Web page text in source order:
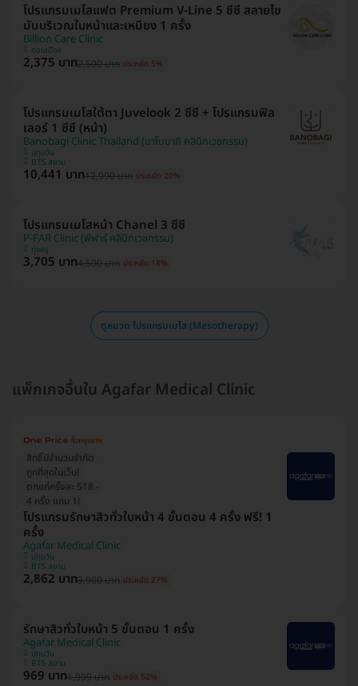
โปรแกรมเมโสแฟต Premium V-Line 5 ซีซี สลายไข
มันบริเวณใบหน้าและเหนียง 1 ครั้ง
Billion Care Clinic
ดอนเมือง
2,375 บาท2,500 บาท ประหยัด 5%
โปรแกรมเมโสใต้ตา Juvelook 2 ซีซี + โปรแกรมฟิล
เลอร์ 1 ซีซี (หน้า)
Banobagi Clinic Thailand (บาโนบากิ คลินิกเวชกรรม)
ปทุมวัน
BTS สยาม
10,441 บาท12,990 บาท ประหยัด 20%
โปรแกรมเมโสหน้า Chanel 3 ซีซี
P-FAR Clinic (พีฟาร์ คลินิกเวชกรรม)
ทุ่งครุ
3,705 บาท4,500 บาท ประหยัด 18%
ดูหมวด โปรแกรมเมโส (Mesotherapy)
แพ็กเกจอื่นใน Agafar Medical Clinic
สิทธิ์มีจำนวนจำกัด
ถูกที่สุดในเว็บ!
ตกแค่ครั้งละ 518.-
4 ครั้ง แถม 1!
โปรแกรมรักษาสิวทั่วใบหน้า 4 ขั้นตอน 4 ครั้ง ฟรี! 1
ครั้ง
Agafar Medical Clinic
ปทุมวัน
BTS สยาม
2,862 บาท3,900 บาท ประหยัด 27%
รักษาสิวทั่วใบหน้า 5 ขั้นตอน 1 ครั้ง
Agafar Medical Clinic
ปทุมวัน
BTS สยาม
969 บาท1,999 บาท ประหยัด 52%